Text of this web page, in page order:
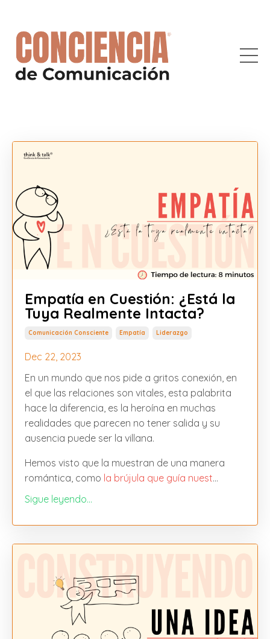
Empatía en Cuestión: ¿Está la
Tuya Realmente Intacta?
Comunicación Consciente Empatía Liderazgo
Dec 22, 2023
En un mundo que nos pide a gritos conexión, en
el que las relaciones son vitales, esta palabrita
hace la diferencia, es la heroína en muchas
realidades que parecen no tener salida y su
ausencia puede ser la villana.
Hemos visto que la muestran de una manera
romántica, como la brújula que guía nuest...
Sigue leyendo...